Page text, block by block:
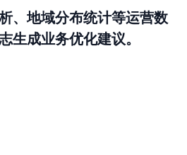
、地域分布统计等运营数
生成业务优化建议。